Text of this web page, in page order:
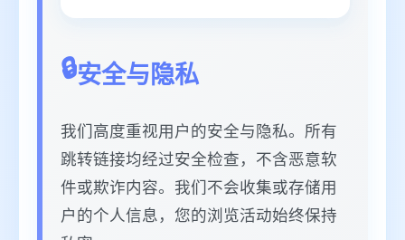
安全与隐私
我们高度重视用户的安全与隐私。所有
跳转链接均经过安全检查，不含恶意软
件或欺诈内容。我们不会收集或存储用
户的个人信息，您的浏览活动始终保持